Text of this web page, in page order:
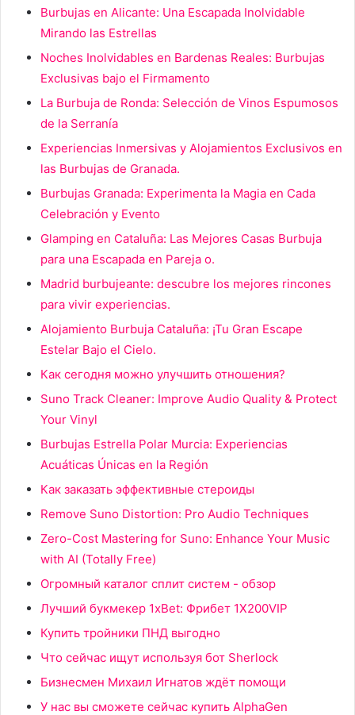
Burbujas en Alicante: Una Escapada Inolvidable
Mirando las Estrellas
Noches Inolvidables en Bardenas Reales: Burbujas
Exclusivas bajo el Firmamento
La Burbuja de Ronda: Selección de Vinos Espumosos
de la Serranía
Experiencias Inmersivas y Alojamientos Exclusivos en
las Burbujas de Granada.
Burbujas Granada: Experimenta la Magia en Cada
Celebración y Evento
Glamping en Cataluña: Las Mejores Casas Burbuja
para una Escapada en Pareja o.
Madrid burbujeante: descubre los mejores rincones
para vivir experiencias.
Alojamiento Burbuja Cataluña: ¡Tu Gran Escape
Estelar Bajo el Cielo.
Как сегодня можно улучшить отношения?
Suno Track Cleaner: Improve Audio Quality & Protect
Your Vinyl
Burbujas Estrella Polar Murcia: Experiencias
Acuáticas Únicas en la Región
Как заказать эффективные стероиды
Remove Suno Distortion: Pro Audio Techniques
Zero-Cost Mastering for Suno: Enhance Your Music
with AI (Totally Free)
Огромный каталог сплит систем - обзор
Лучший букмекер 1xBet: Фрибет 1X200VIP
Купить тройники ПНД выгодно
Что сейчас ищут используя бот Sherlock
Бизнесмен Михаил Игнатов ждёт помощи
У нас вы сможете сейчас купить AlphaGen